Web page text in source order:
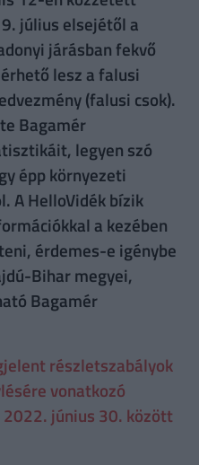
július elsejétől a
járásban fekvő
lesz a falusi
(falusi csok).
Bagamér
legyen szó
épp környezeti
A HelloVidék bízik
a kezében
érdemes-e igénybe
Bihar megyei,
Bagamér
részletszabályok
vonatkozó
június 30. között